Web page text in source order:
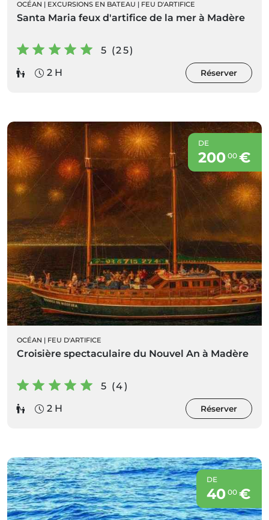
OCÉAN | EXCURSIONS EN BATEAU | FEU D'ARTIFICE
Santa Maria feux d'artifice de la mer à Madère
5 (25)
2 H
Réserver
DE
200 00€
OCÉAN | FEU D'ARTIFICE
Croisière spectaculaire du Nouvel An à Madère
5 (4)
2 H
Réserver
DE
40 00€